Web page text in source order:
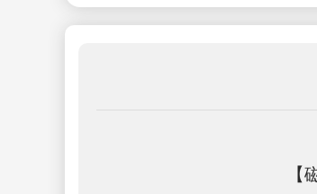
【磁县跃峰渠灌